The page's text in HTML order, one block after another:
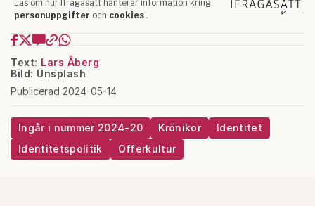
Text: Lars Åberg
Bild: Unsplash
Publicerad 2024-05-14
Ingår i nummer 2024-20 Krönikor
Identitet
Identitetspolitik
Offerkultur